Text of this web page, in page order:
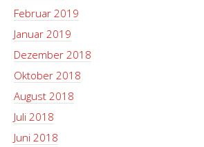
Februar 2019
Januar 2019
Dezember 2018
Oktober 2018
August 2018
Juli 2018
Juni 2018